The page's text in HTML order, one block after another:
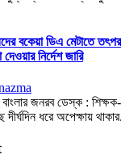
বকেয়া ডিএ মেটাতে
নির্দেশ জারি
জনরব ডেস্ক : শিক্ষক-
দীর্ঘদিন ধরে অপেক্ষায়